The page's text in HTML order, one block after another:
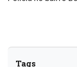
Tags